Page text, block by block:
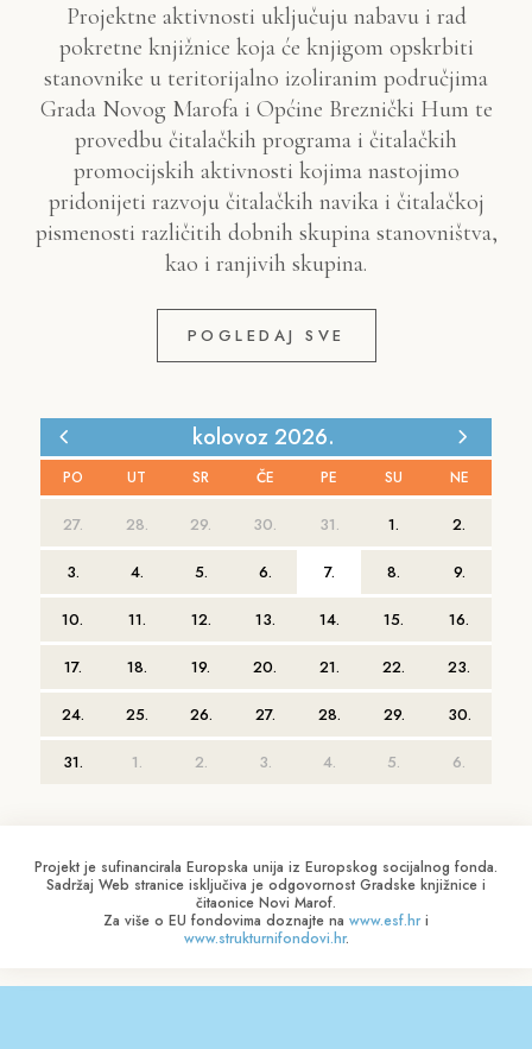
Projektne aktivnosti uključuju nabavu i rad
pokretne knjižnice koja će knjigom opskrbiti
stanovnike u teritorijalno izoliranim područjima
Grada Novog Marofa i Općine Breznički Hum te
provedbu čitalačkih programa i čitalačkih
promocijskih aktivnosti kojima nastojimo
pridonijeti razvoju čitalačkih navika i čitalačkoj
pismenosti različitih dobnih skupina stanovništva,
kao i ranjivih skupina.
POGLEDAJ SVE
kolovoz 2026.
PO UT SR ČE PE SU NE
27. 28. 29. 30. 31. 1. 2.
3. 4. 5. 6. 7. 8. 9.
10. 11. 12. 13. 14. 15. 16.
17. 18. 19. 20. 21. 22. 23.
24. 25. 26. 27. 28. 29. 30.
31. 1. 2. 3. 4. 5. 6.
Projekt je sufinancirala Europska unija iz Europskog socijalnog fonda.
Sadržaj Web stranice isključiva je odgovornost Gradske knjižnice i
čitaonice Novi Marof.
Za više o EU fondovima doznajte na www.esf.hri
www.strukturnifondovi.hr.